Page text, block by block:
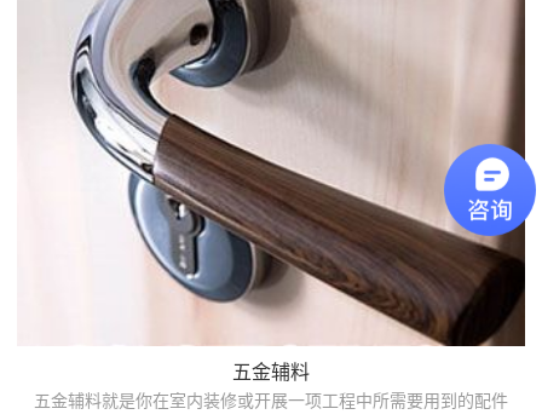
五金辅料
五金辅料就是你在室内装修或开展一项工程中所需要用到的配件